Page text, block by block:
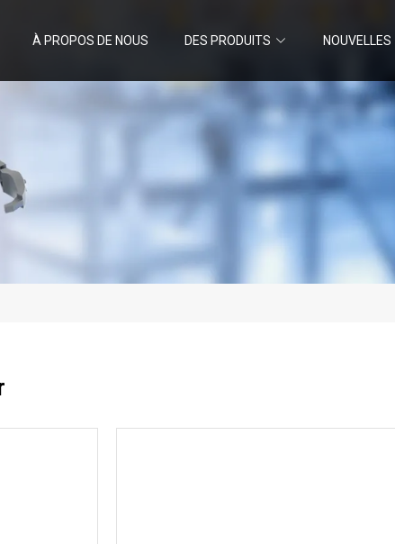
À PROPOS DE NOUS DES PRODUITS NOUVELLES